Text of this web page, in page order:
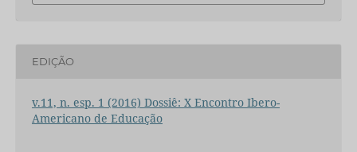
EDIÇÃO
v.11, n. esp. 1 (2016) Dossiê: X Encontro Ibero-
Americano de Educação